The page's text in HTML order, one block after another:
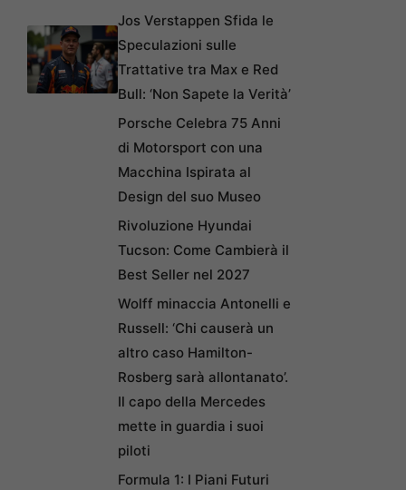
Jos Verstappen Sfida le
Speculazioni sulle
Trattative tra Max e Red
Bull: ‘Non Sapete la Verità’
Porsche Celebra 75 Anni
di Motorsport con una
Macchina Ispirata al
Design del suo Museo
Rivoluzione Hyundai
Tucson: Come Cambierà il
Best Seller nel 2027
Wolff minaccia Antonelli e
Russell: ‘Chi causerà un
altro caso Hamilton-
Rosberg sarà allontanato’.
Il capo della Mercedes
mette in guardia i suoi
piloti
Formula 1: I Piani Futuri